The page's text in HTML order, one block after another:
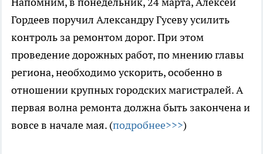
Гордеев поручил Александру Гусеву усилить
контроль за ремонтом дорог. При этом
проведение дорожных работ, по мнению главы
региона, необходимо ускорить, особенно в
отношении крупных городских магистралей. А
первая волна ремонта должна быть закончена и
вовсе в начале мая. (подробнее>>>)